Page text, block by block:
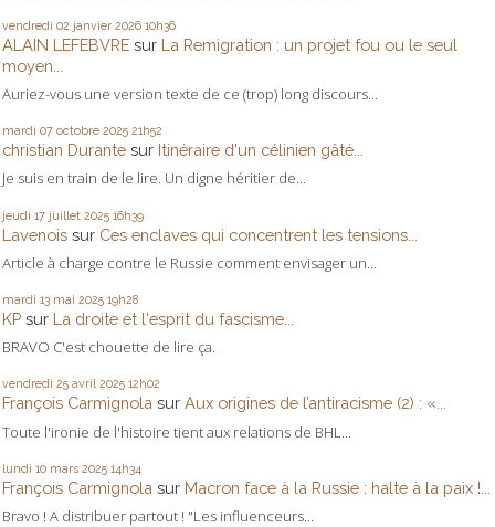
vendredi 02 janvier 2026 10h36
ALAIN LEFEBVRE sur La Remigration : un projet fou ou le seul
moyen...
Auriez-vous une version texte de ce (trop) long discours...
mardi 07 octobre 2025 21h52
christian Durante sur Itinéraire d'un célinien gâté...
Je suis en train de le lire. Un digne héritier de...
jeudi 17 juillet 2025 16h39
Lavenois sur Ces enclaves qui concentrent les tensions...
Article à charge contre le Russie comment envisager un...
mardi 13 mai 2025 19h28
KP sur La droite et l'esprit du fascisme...
BRAVO C'est chouette de lire ça.
vendredi 25 avril 2025 12h02
François Carmignola sur Aux origines de l’antiracisme (2) : «...
Toute l'ironie de l'histoire tient aux relations de BHL...
lundi 10 mars 2025 14h34
François Carmignola sur Macron face à la Russie : halte à la paix !...
Bravo ! A distribuer partout ! "Les influenceurs...